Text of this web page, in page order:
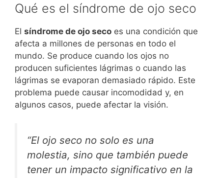
Qué es el síndrome de ojo seco
El síndrome de ojo seco es una condición que
afecta a millones de personas en todo el
mundo. Se produce cuando los ojos no
producen suficientes lágrimas o cuando las
lágrimas se evaporan demasiado rápido. Este
problema puede causar incomodidad y, en
algunos casos, puede afectar la visión.
“El ojo seco no solo es una
molestia, sino que también puede
tener un impacto significativo en la